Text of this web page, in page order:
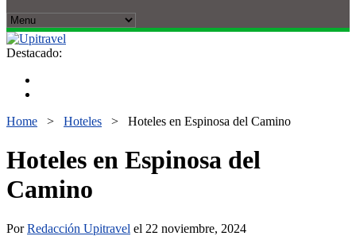
Destacado:
Home > Hoteles > Hoteles en Espinosa del Camino
Hoteles en Espinosa del
Camino
PorRedacción Upitravel el 22 noviembre, 2024